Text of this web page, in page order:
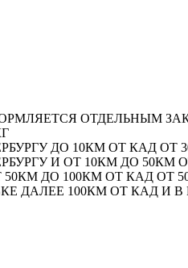
ОТДЕЛЬНЫМ
ДО 10КМ ОТ КАД ОТ
И ОТ 10КМ ДО 50КМ
ДО 100КМ ОТ КАД ОТ
ДАЛЕЕ 100КМ ОТ КАД И В